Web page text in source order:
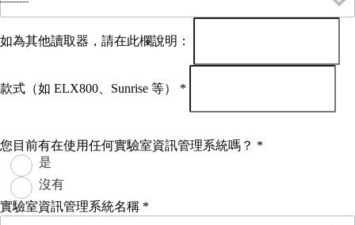
如為其他讀取器，請在此欄說明：
款式（如 ELX800、Sunrise 等） *
您目前有在使用任何實驗室資訊管理系統嗎？ *
是
沒有
實驗室資訊管理系統名稱 *